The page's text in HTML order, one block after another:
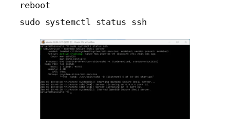
reboot
sudo systemctl status ssh